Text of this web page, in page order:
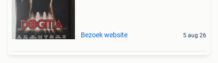
Bezoek website 5 aug 26